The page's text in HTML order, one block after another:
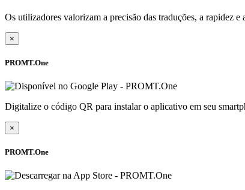
Os utilizadores valorizam a precisão das traduções, a rapidez
×
PROMT.One
Digitalize o código QR para instalar o aplicativo em seu
×
PROMT.One